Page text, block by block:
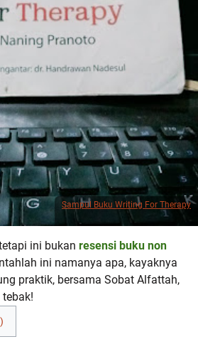
Sampul Buku Writing For Therapy
ini bukan resensi buku non
ini namanya apa, kayaknya
praktik, bersama Sobat Alfattah,